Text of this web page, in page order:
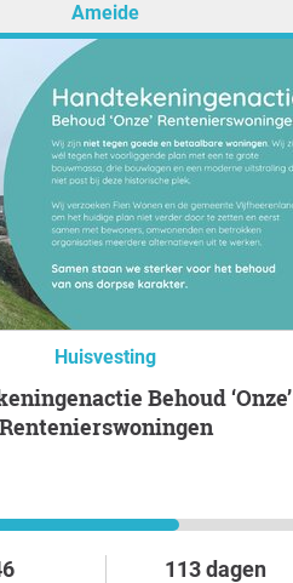
Ameide
Huisvesting
Rentenierswoningen
113 dagen